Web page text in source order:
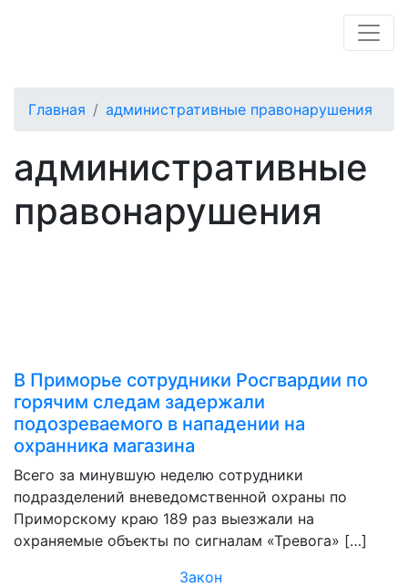
Главная административные правонарушения
административные
правонарушения
В Приморье сотрудники Росгвардии по
горячим следам задержали
подозреваемого в нападении на
охранника магазина
Всего за минувшую неделю сотрудники
подразделений вневедомственной охраны по
Приморскому краю 189 раз выезжали на
охраняемые объекты по сигналам «Тревога» […]
Закон